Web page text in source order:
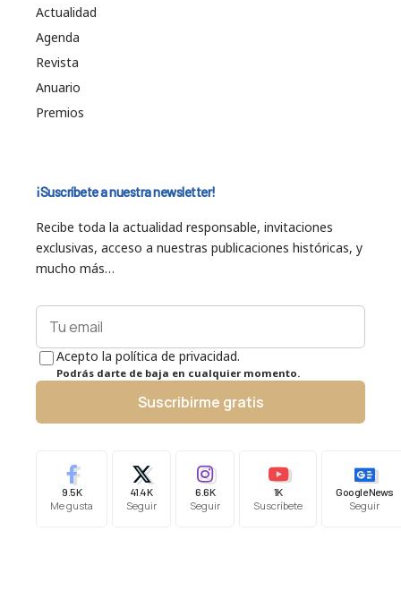
Actualidad
Agenda
Revista
Anuario
Premios
¡Suscríbete a nuestra newsletter!
Recibe toda la actualidad responsable, invitaciones
exclusivas, acceso a nuestras publicaciones históricas, y
mucho más…
Acepto la política de privacidad.
Podrás darte de baja en cualquier momento.
Suscribirme gratis
9.5K
Me gusta
41.4K
Seguir
6.6K
Seguir
1K
Suscríbete
Google News
Seguir